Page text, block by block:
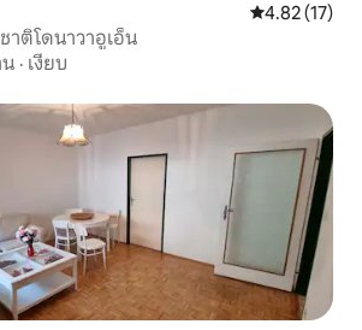
คะแนนเฉลี่ย
4.82 (17)
ติโดนาวาอูเอ็น
· เงียบ